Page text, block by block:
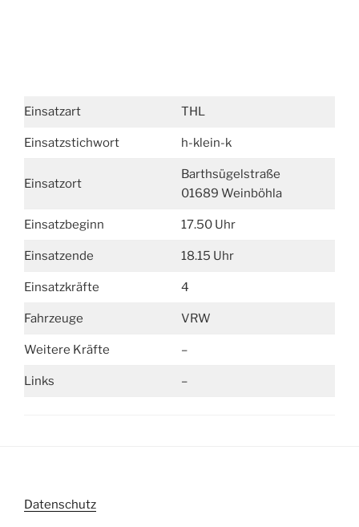
Einsatzart THL
Einsatzstichwort h-klein-k
Einsatzort
Barthsügelstraße
01689 Weinböhla
Einsatzbeginn 17.50 Uhr
Einsatzende 18.15 Uhr
Einsatzkräfte 4
Fahrzeuge VRW
Weitere Kräfte –
Links –
Datenschutz